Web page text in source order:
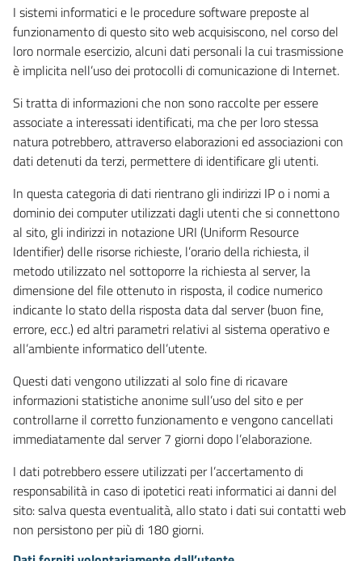
I sistemi informatici e le procedure software preposte al
funzionamento di questo sito web acquisiscono, nel corso del
loro normale esercizio, alcuni dati personali la cui trasmissione
è implicita nell’uso dei protocolli di comunicazione di Internet.
Si tratta di informazioni che non sono raccolte per essere
associate a interessati identificati, ma che per loro stessa
natura potrebbero, attraverso elaborazioni ed associazioni con
dati detenuti da terzi, permettere di identificare gli utenti.
In questa categoria di dati rientrano gli indirizzi IP o i nomi a
dominio dei computer utilizzati dagli utenti che si connettono
al sito, gli indirizzi in notazione URI (Uniform Resource
Identifier) delle risorse richieste, l’orario della richiesta, il
metodo utilizzato nel sottoporre la richiesta al server, la
dimensione del file ottenuto in risposta, il codice numerico
indicante lo stato della risposta data dal server (buon fine,
errore, ecc.) ed altri parametri relativi al sistema operativo e
all’ambiente informatico dell’utente.
Questi dati vengono utilizzati al solo fine di ricavare
informazioni statistiche anonime sull’uso del sito e per
controllarne il corretto funzionamento e vengono cancellati
immediatamente dal server 7 giorni dopo l’elaborazione.
I dati potrebbero essere utilizzati per l’accertamento di
responsabilità in caso di ipotetici reati informatici ai danni del
sito: salva questa eventualità, allo stato i dati sui contatti web
non persistono per più di 180 giorni.